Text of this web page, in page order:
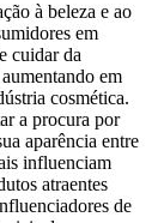
à beleza e ao
em
cuidar da
em
cosmética.
a procura por
aparência entre
influenciam
atraentes
de